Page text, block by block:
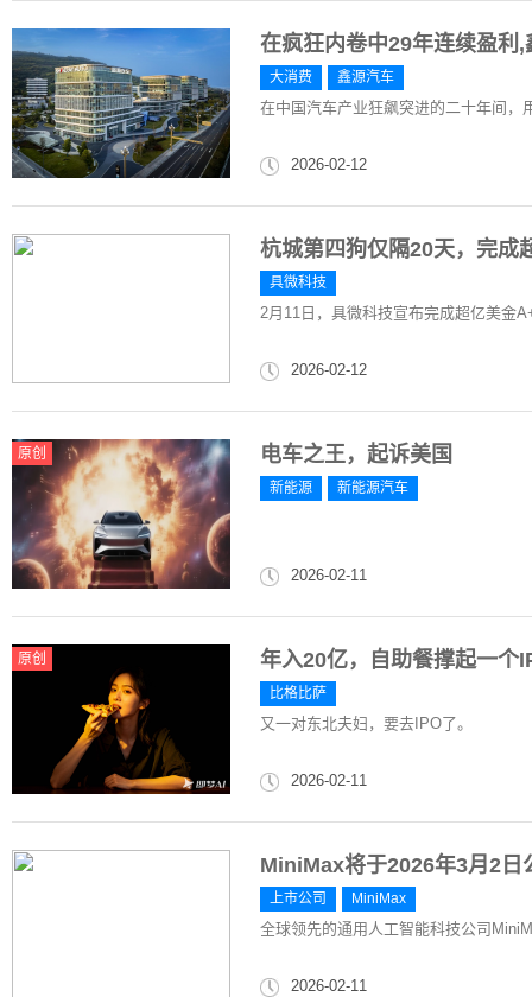
在疯狂内卷中29年连续盈利
大消费 鑫源汽车
在中国汽车产业狂飙突进的二十年间，
2026-02-12
杭城第四狗仅隔20天，完成
具微科技
2月11日，具微科技宣布完成超亿美金
2026-02-12
原创 电车之王，起诉美国
新能源 新能源汽车
2026-02-11
原创 年入20亿，自助餐撑起一个
比格比萨
又一对东北夫妇，要去IPO了。
2026-02-11
MiniMax将于2026年3月2日
上市公司 MiniMax
全球领先的通用人工智能科技公司
2026-02-11